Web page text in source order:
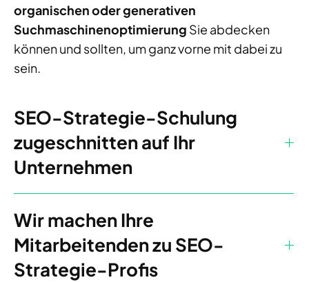
organischen oder generativen
Suchmaschinenoptimierung Sie abdecken
können und sollten, um ganz vorne mit dabei zu
sein.
SEO-Strategie-Schulung
zugeschnitten auf Ihr
Unternehmen
Wir machen Ihre
Mitarbeitenden zu SEO-
Strategie-Profis